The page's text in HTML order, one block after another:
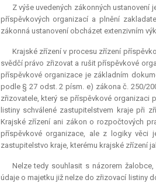
Z výše uvedených zákonných
příspěvkových organizací a plnění
zákonná ustanovení obcházet extenzivním
Krajské zřízení v procesu zřízení
svědčí právo zřizovat a rušit příspěvkové
příspěvkové organizace je základním
podle § 27 odst. 2 písm. e) zákona č. 250/
zřizovatele, který se příspěvkové organizaci
listiny schválené zastupitelstvem kraje při
Krajské zřízení ani zákon o rozpočtových
příspěvkové organizace, ale z logiky věci
zastupitelstvo kraje, kterému krajské zřízení
Nelze tedy souhlasit s názorem
údaje o majetku již nelze do zřizovací listiny